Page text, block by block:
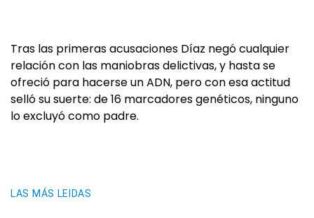
Tras las primeras acusaciones Díaz negó cualquier
relación con las maniobras delictivas, y hasta se
ofreció para hacerse un ADN, pero con esa actitud
selló su suerte: de 16 marcadores genéticos, ninguno
lo excluyó como padre.
LAS MÁS LEIDAS